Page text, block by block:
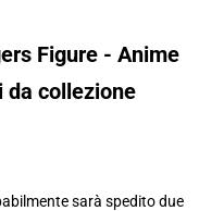
Figure - Anime
da collezione
sarà spedito due